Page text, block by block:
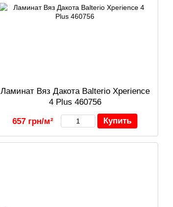
Ламинат Вяз Дакота Balterio Xperience
4 Plus 460756
657 грн/м² Купить